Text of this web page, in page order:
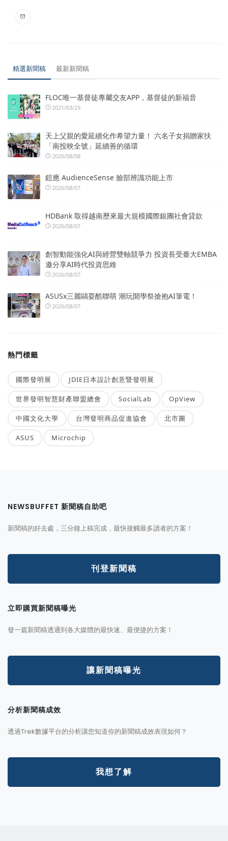
精選新聞稿 最新新聞稿
FLOC唯一基督徒專屬交友APP，基督徒的新福音
2021/03/29
天上父親的愛延續化作希望力量！ 六名子女捐贈家扶
「南投映全號」延續善的循環
2026/08/08
鎧應 AudienceSense 臉部辨識功能上市
2026/08/07
HDBank 取得越南歷來最大規模國際銀團社會貸款
2026/08/07
創智動能強化AI與經營雙軸競爭力 投資長受臺大EMBA
邀分享AI時代投資思維
2026/08/07
ASUSx三麗鷗耍酷聯萌 潮玩開學祭搶抱AI筆電！
2026/08/07
熱門標籤
國際發明展 JDIE日本設計創意暨發明展
世界發明智慧財產聯盟總會 SocialLab OpView
中國文化大學 台灣發明商品促進協會 北市圖
ASUS Microchip
NEWSBUFFET 新聞稿自助吧
新聞稿的好去處，三分鐘上稿完成，最快接觸最多讀者的方案！
刊登新聞稿
立即購買新聞稿曝光
發一篇新聞稿透通到各大媒體的最快速、最便捷的方案！
讓新聞稿曝光
分析新聞稿成效
透過Trek數據平台的分析讓您知道你的新聞稿成效表現如何？
我想了解